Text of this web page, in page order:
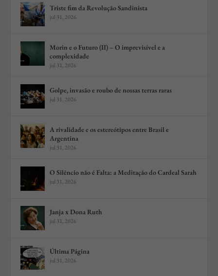
Triste fim da Revolução Sandinista
jul 31, 2026
Morin e o Futuro (II) – O imprevisível e a
complexidade
jul 31, 2026
Golpe, invasão e roubo de nossas terras raras
jul 31, 2026
A rivalidade e os estereótipos entre Brasil e
Argentina
jul 31, 2026
O Silêncio não é Falta: a Meditação do Cardeal Sarah
jul 31, 2026
Janja x Dona Ruth
jul 31, 2026
Última Página
jul 31, 2026